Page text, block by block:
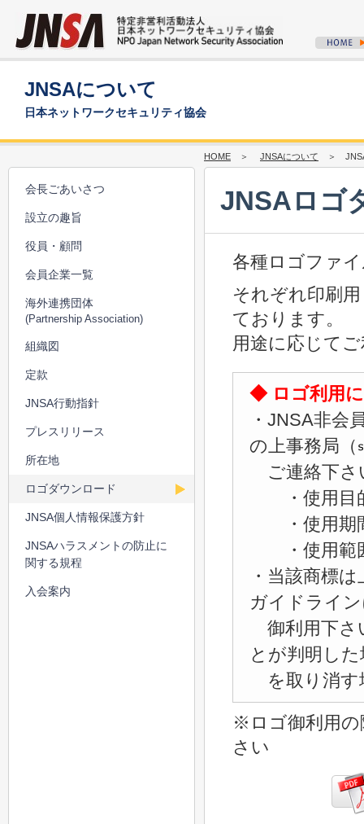
JNSAについて
日本ネットワークセキュリティ協会
HOME ＞ JNSAについて ＞ JNSA
JNSAロゴ
各種ロゴファ
それぞれ印刷
ております。
用途に応じて
◆ ロゴ利用
・JNSA非会
の上事務局（
ご連絡下さ
・使用目
・使用期
・使用範囲
・当該商標
ガイドライ
御利用下さ
とが判明し
を取り消す
※ロゴ御利用の
さい
会長ごあいさつ
設立の趣旨
役員・顧問
会員企業一覧
海外連携団体
(Partnership Association)
組織図
定款
JNSA行動指針
プレスリリース
所在地
ロゴダウンロード
JNSA個人情報保護方針
JNSAハラスメントの防止に
関する規程
入会案内